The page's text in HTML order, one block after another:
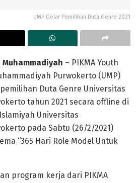
UMP Gelar Pemilihan Duta Genre 2021
Muhammadiyah – PIKMA Youth
Purwokerto (UMP)
Duta Genre Universitas
tahun 2021 secara offline di
Universitas
pada Sabtu (26/2/2021)
“365 Hari Role Model Untuk
program kerja dari PIKMA